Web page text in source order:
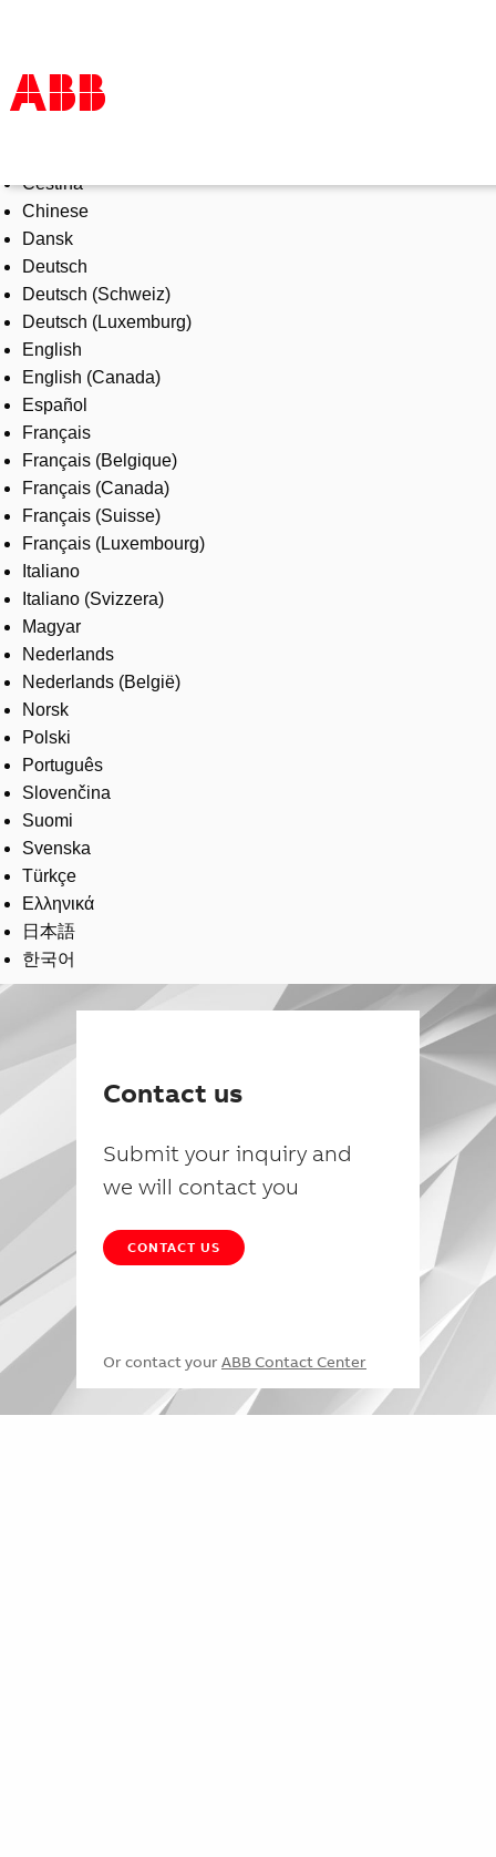
Products & Solutions
Industries
Services
About us
Where to buy
Contact us
Careers
Čeština
Chinese
Dansk
Deutsch
Deutsch (Schweiz)
Deutsch (Luxemburg)
English
English (Canada)
Español
Français
Français (Belgique)
Français (Canada)
Français (Suisse)
Français (Luxembourg)
Italiano
Italiano (Svizzera)
Magyar
Nederlands
Nederlands (België)
Norsk
Polski
Português
Slovenčina
Suomi
Svenska
Türkçe
Ελληνικά
日本語
한국어
Contact us
Submit your inquiry and
we will contact you
CONTACT US
Or contact your ABB Contact Center